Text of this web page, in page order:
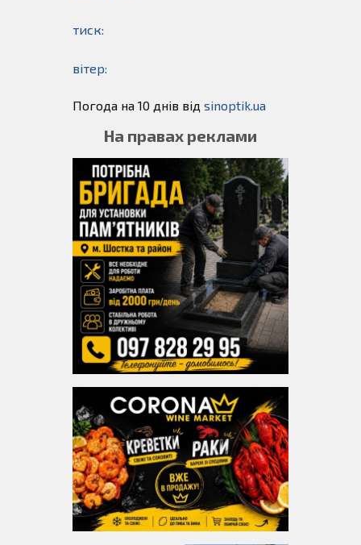
тиск:
вітер:
Погода на 10 днів від sinoptik.ua
На правах реклами